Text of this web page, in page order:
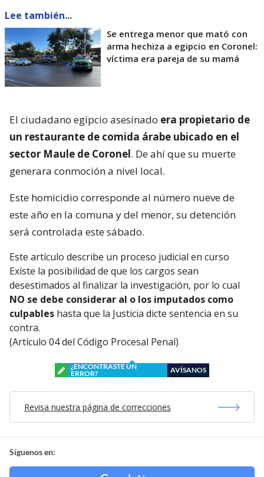
Lee también...
Se entrega menor que mató con
arma hechiza a egipcio en Coronel:
víctima era pareja de su mamá
El ciudadano egipcio asesinado era propietario de
un restaurante de comida árabe ubicado en el
sector Maule de Coronel. De ahí que su muerte
generara conmoción a nivel local.
Este homicidio corresponde al número nueve de
este año en la comuna y del menor, su detención
será controlada este sábado.
Este artículo describe un proceso judicial en curso
Existe la posibilidad de que los cargos sean
desestimados al finalizar la investigación, por lo cual
NO se debe considerar al o los imputados como
culpables hasta que la Justicia dicte sentencia en su
contra.
(Artículo 04 del Código Procesal Penal)
¿ENCONTRASTE UN
ERROR?
AVÍSANOS
Revisa nuestra página de correcciones
Síguenos en: